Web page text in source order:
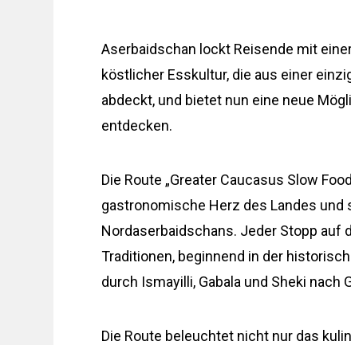
Aserbaidschan lockt Reisende mit
köstlicher Esskultur, die aus einer
abdeckt, und bietet nun eine neue
entdecken.
Die Route „Greater Caucasus Slow
gastronomische Herz des Landes
Nordaserbaidschans. Jeder Stopp auf
Traditionen, beginnend in der
durch Ismayilli, Gabala und Sheki nach
Die Route beleuchtet nicht nur das